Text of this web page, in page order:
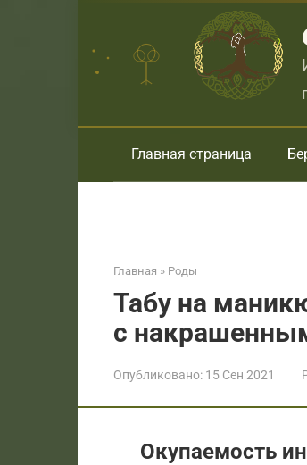
Главная страница
Главная » Роды
Табу на
с
Опубликовано: 15 Сен 2021
Окупаемость